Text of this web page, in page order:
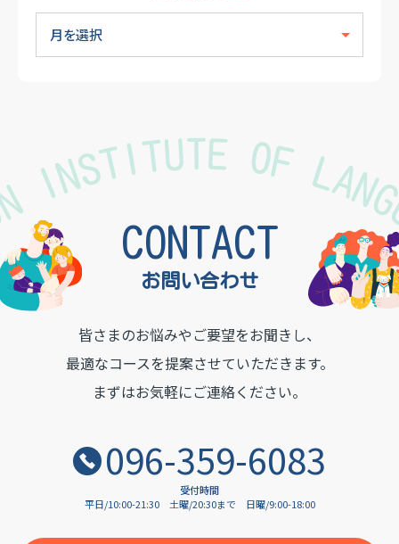
INSTITUTE OF
お問い合わせ
CONTACT
皆さまのお悩みやご要望をお聞きし、
最適なコースを提案させていただきます。
まずはお気軽にご連絡ください。
096-359-6083
受付時間
平日/10:00-21:30
土曜/20:30まで 日曜/9:00-18:00